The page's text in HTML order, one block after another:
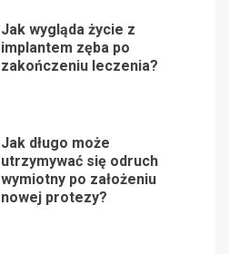
Jak wygląda życie z
implantem zęba po
zakończeniu leczenia?
Jak długo może
utrzymywać się odruch
wymiotny po założeniu
nowej protezy?